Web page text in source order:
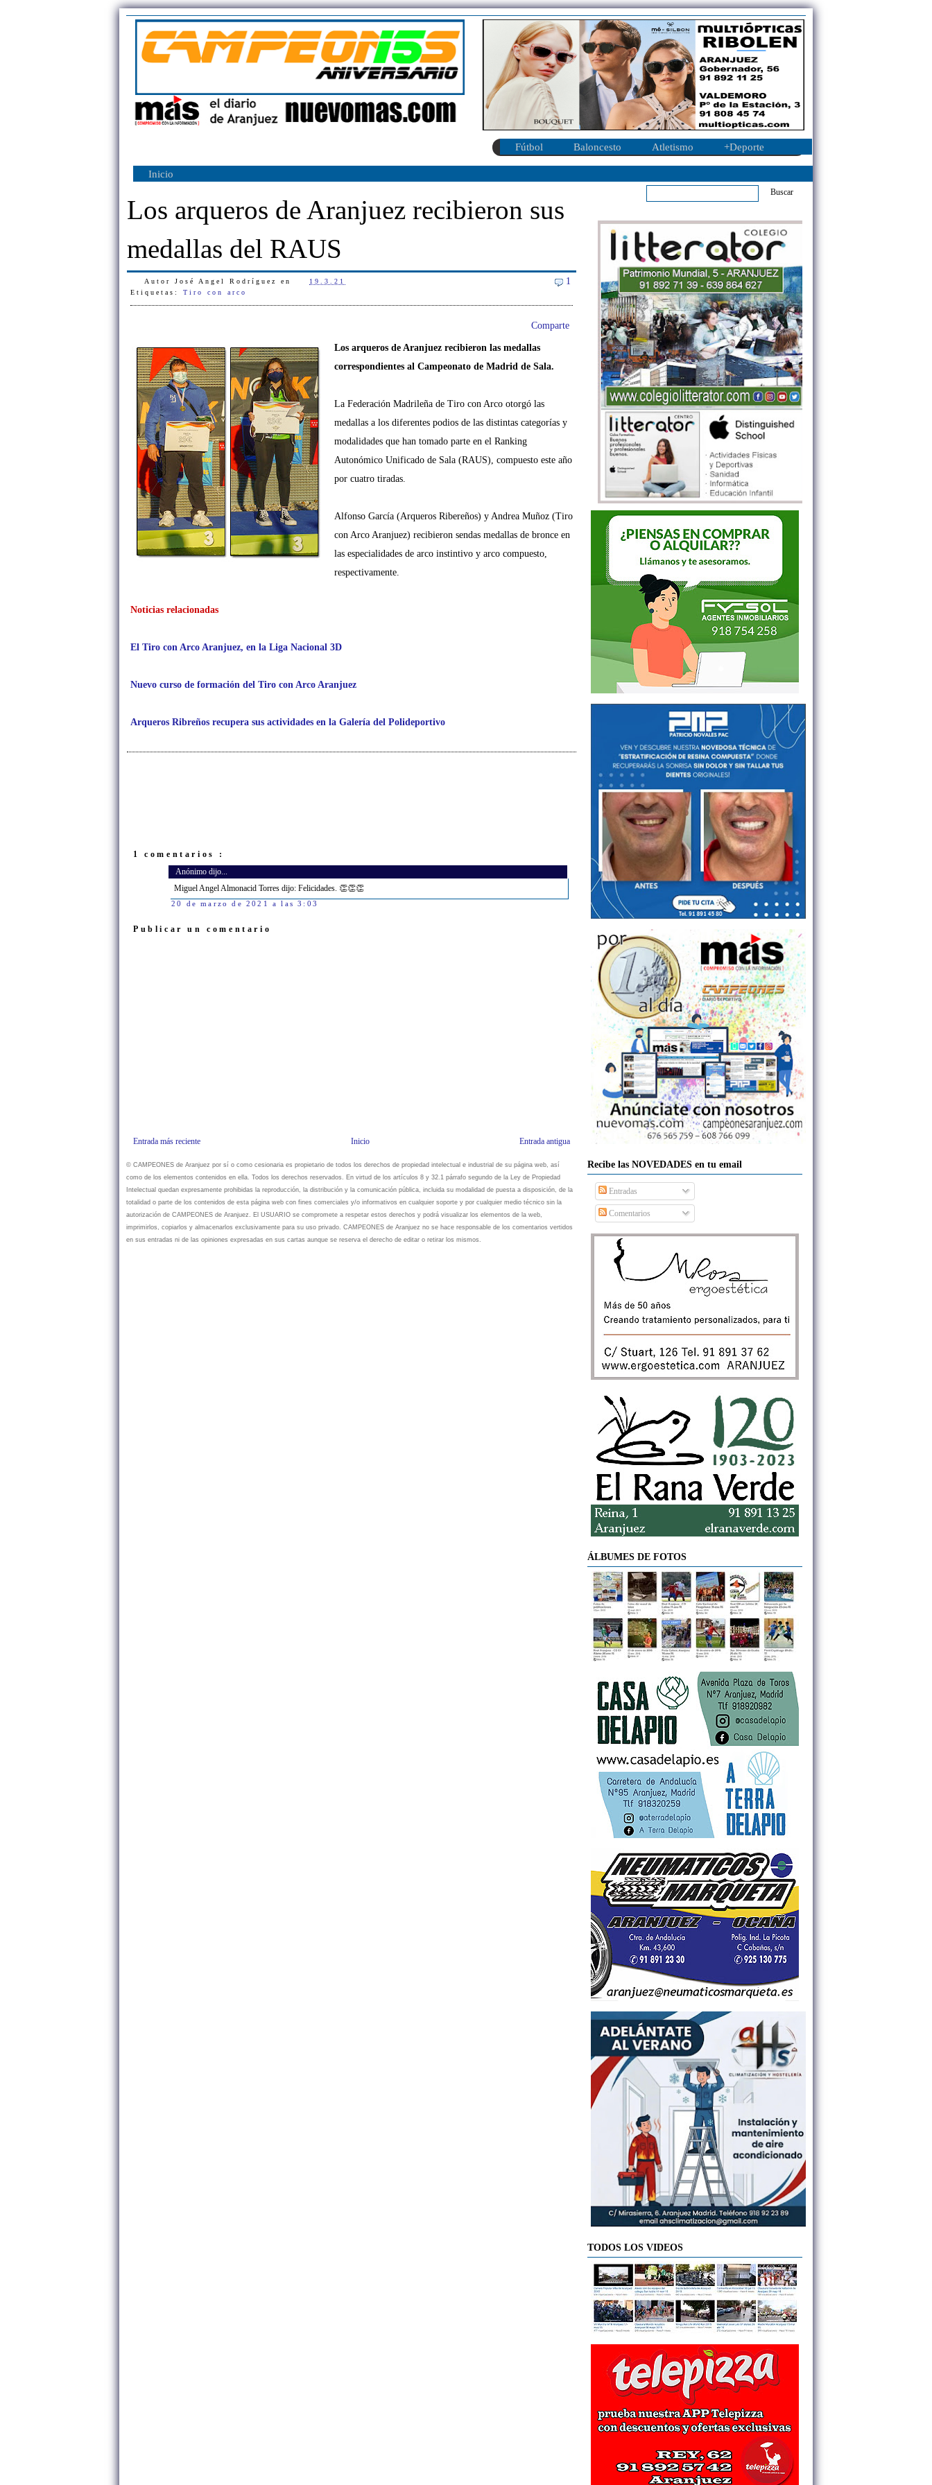
Fútbol Baloncesto Atletismo +Deporte
Inicio
Los arqueros de Aranjuez recibieron sus
medallas del RAUS
Autor José Angel Rodríguez en 19.3.21 1
Etiquetas: Tiro con arco
Comparte
Los arqueros de Aranjuez recibieron las medallas
correspondientes al Campeonato de Madrid de Sala.
La Federación Madrileña de Tiro con Arco otorgó las
medallas a los diferentes podios de las distintas categorías y
modalidades que han tomado parte en el Ranking
Autonómico Unificadode Sala (RAUS), compuesto este año
por cuatro tiradas.
Alfonso García (Arqueros Ribereños) y Andrea Muñoz (Tiro
con Arco Aranjuez) recibieron sendas medallas de bronce en
las especialidades de arco instintivo y arco compuesto,
respectivamente.
Noticias relacionadas
El Tiro con Arco Aranjuez, en la Liga Nacional 3D
Nuevo curso de formación del Tiro con Arco Aranjuez
Arqueros Ribreños recupera sus actividades en la Galería del Polideportivo
1 comentarios :
Anónimo dijo...
Miguel Angel Almonacid Torres dijo: Felicidades. 👏👏👏
20 de marzo de 2021 a las 3:03
Publicar un comentario
Entrada más reciente Entrada antigua
Inicio
© CAMPEONES de Aranjuez por sí o como cesionaria es propietario de todos los derechos de propiedad intelectual e industrial de su página web, así
como de los elementos contenidos en ella. Todos los derechos reservados. En virtud de los artículos 8 y 32.1 párrafo segundo de la Ley de Propiedad
Intelectual quedan expresamente prohibidas la reproducción, la distribución y la comunicación pública, incluida su modalidad de puesta a disposición, de la
totalidad o parte de los contenidos de esta página web con fines comerciales y/o informativos en cualquier soporte y por cualquier medio técnico sin la
autorización de CAMPEONES de Aranjuez. El USUARIO se compromete a respetar estos derechos y podrá visualizar los elementos de la web,
imprimirlos, copiarlos y almacenarlos exclusivamente para su uso privado. CAMPEONES de Aranjuez no se hace responsable de los comentarios vertidos
en sus entradas ni de las opiniones expresadas en sus cartas aunque se reserva el derecho de editar o retirar los mismos.
Recibe las NOVEDADES en tu email
Entradas
Comentarios
ÁLBUMES DE FOTOS
TODOS LOS VIDEOS